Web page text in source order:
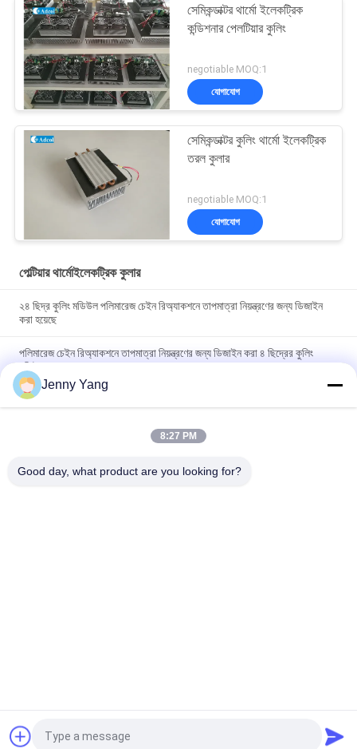
সেমিকন্ডাক্টর থার্মো ইলেকট্রিক
কন্ডিশনার পেলটিয়ার কুলিং
negotiable MOQ:1
যোগাযোগ
সেমিকন্ডাক্টর কুলিং থার্মো ইলেকট্রিক
তরল কুলার
negotiable MOQ:1
যোগাযোগ
পেল্টিয়ার থার্মোইলেকট্রিক কুলার
২৪ ছিদ্র কুলিং মডিউল পলিমারেজ চেইন রিঅ্যাকশনে তাপমাত্রা নিয়ন্ত্রণের জন্য ডিজাইন
করা হয়েছে
পলিমারেজ চেইন রিঅ্যাকশনে তাপমাত্রা নিয়ন্ত্রণের জন্য ডিজাইন করা ৪ ছিদ্রের কুলিং
মডিউল
শীতল শক্তি 10W বায়ু থেকে বায়ু থার্মো ইলেকট্রিক কুলার সমাবেশ ATA010-05
Jenny Yang
8:27 PM
Good day, what product are you looking for?